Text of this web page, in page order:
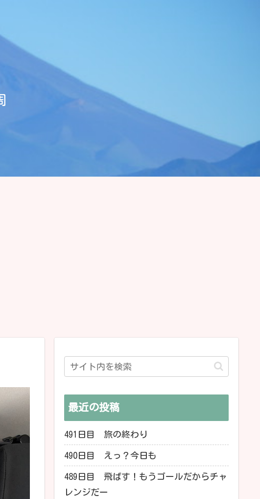
最近の投稿
491日目 旅の終わり
490日目 えっ？今日も
489日目 飛ばす！もうゴールだからチャ
レンジだー